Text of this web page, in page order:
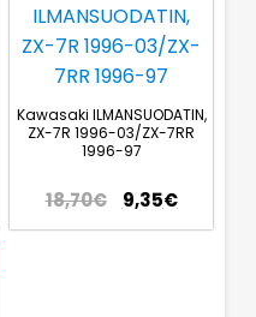
Kawasaki ILMANSUODATIN,
ZX-7R 1996-03/ZX-7RR
1996-97
18,70€ 9,35€